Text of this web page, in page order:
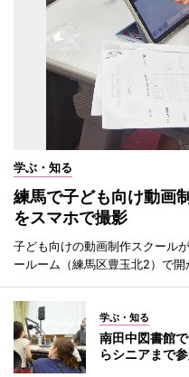
学ぶ・知る
練馬で子ども向け動画
をスマホで撮影
子ども向けの動画制作スクール
ールーム（練馬区豊玉北2）で開
学ぶ・知る
南田中図書館
らシニアまで